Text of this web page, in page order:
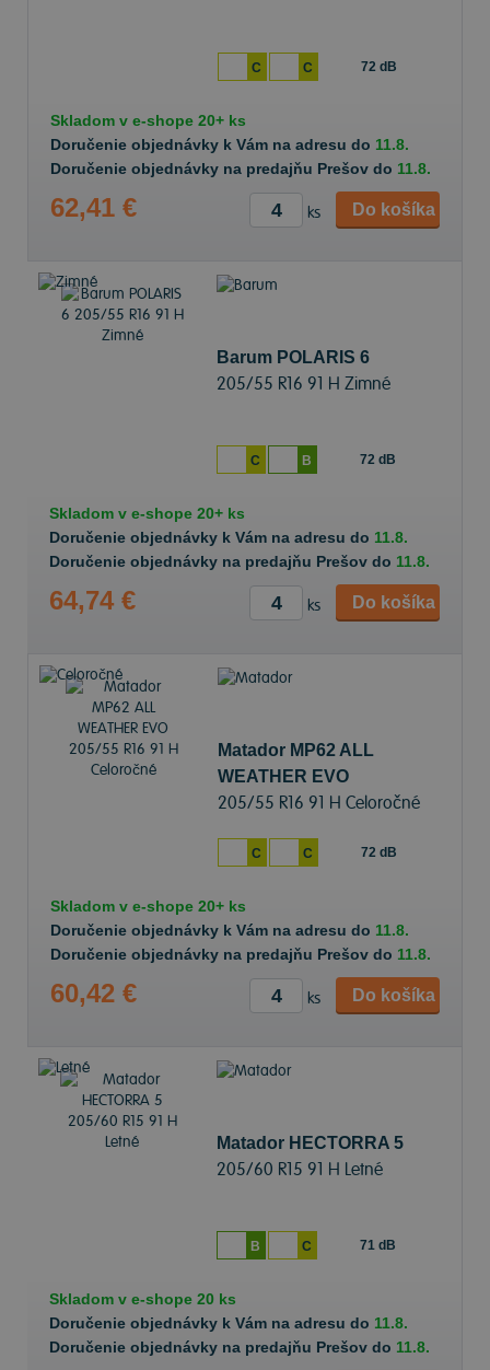
C C 72 dB
Skladom v e-shope 20+ ks
Doručenie objednávky k Vám na adresu do 11.8.
Doručenie objednávky na predajňu Prešov do 11.8.
62,41 € ks Do košíka
Barum POLARIS 6
205/55 R16 91 H Zimné
C B 72 dB
Skladom v e-shope 20+ ks
Doručenie objednávky k Vám na adresu do 11.8.
Doručenie objednávky na predajňu Prešov do 11.8.
64,74 € ks Do košíka
Matador MP62 ALL
WEATHER EVO
205/55 R16 91 H Celoročné
C C 72 dB
Skladom v e-shope 20+ ks
Doručenie objednávky k Vám na adresu do 11.8.
Doručenie objednávky na predajňu Prešov do 11.8.
60,42 € ks Do košíka
Matador HECTORRA 5
205/60 R15 91 H Letné
B C 71 dB
Skladom v e-shope 20 ks
Doručenie objednávky k Vám na adresu do 11.8.
Doručenie objednávky na predajňu Prešov do 11.8.